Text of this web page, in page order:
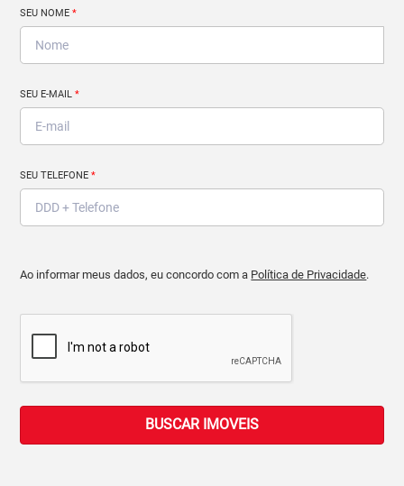
SEU NOME*
SEU E-MAIL*
SEU TELEFONE*
Ao informar meus dados, eu concordo com a Política de Privacidade.
BUSCAR IMOVEIS